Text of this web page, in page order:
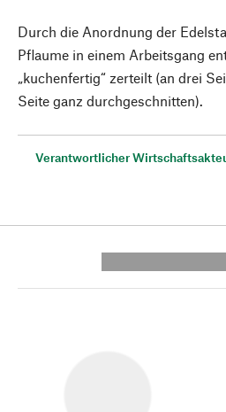
Durch die Anordnung der
Pflaume in einem Arbeitsgang
„kuchenfertig“ zerteilt (an drei
Seite ganz durchgeschnitten).
Verantwortlicher